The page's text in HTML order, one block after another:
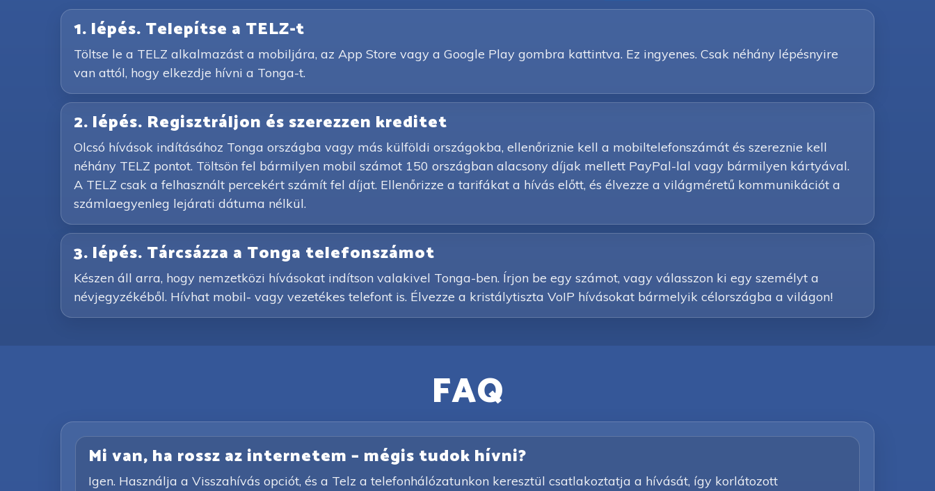
1. lépés. Telepítse a TELZ-t
Töltse le a TELZ alkalmazást a mobiljára, az App Store vagy a Google Play gombra kattintva. Ez ingyenes. Csak néhány lépésnyire
van attól, hogy elkezdje hívni a Tonga-t.
2. lépés. Regisztráljon és szerezzen kreditet
Olcsó hívások indításához Tonga országba vagy más külföldi országokba, ellenőriznie kell a mobiltelefonszámát és szereznie kell
néhány TELZ pontot. Töltsön fel bármilyen mobil számot 150 országban alacsony díjak mellett PayPal-lal vagy bármilyen kártyával.
A TELZ csak a felhasznált percekért számít fel díjat. Ellenőrizze a tarifákat a hívás előtt, és élvezze a világméretű kommunikációt a
számlaegyenleg lejárati dátuma nélkül.
3. lépés. Tárcsázza a Tonga telefonszámot
Készen áll arra, hogy nemzetközi hívásokat indítson valakivel Tonga-ben. Írjon be egy számot, vagy válasszon ki egy személyt a
névjegyzékéből. Hívhat mobil- vagy vezetékes telefont is. Élvezze a kristálytiszta VoIP hívásokat bármelyik célországba a világon!
FAQ
Mi van, ha rossz az internetem – mégis tudok hívni?
Igen. Használja a Visszahívás opciót, és a Telz a telefonhálózatunkon keresztül csatlakoztatja a hívását, így korlátozott